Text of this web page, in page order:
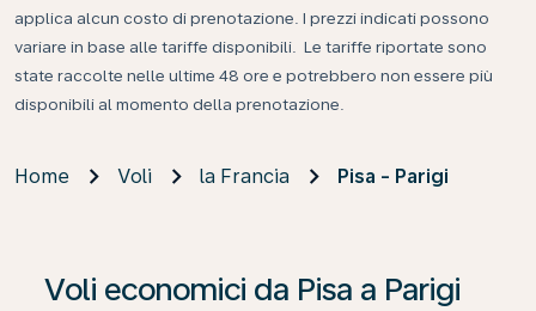
applica alcun costo di prenotazione. I prezzi indicati possono
variare in base alle tariffe disponibili. Le tariffe riportate sono
state raccolte nelle ultime 48 ore e potrebbero non essere più
disponibili al momento della prenotazione.
Home Voli la Francia Pisa - Parigi
Voli economici da Pisa a Parigi
Se non trova risultati, faccia clic su “Cerca le offerte”